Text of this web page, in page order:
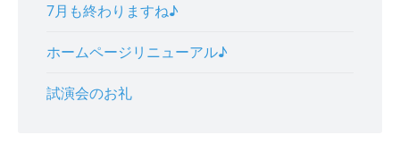
7月も終わりますね♪
ホームページリニューアル♪
試演会のお礼